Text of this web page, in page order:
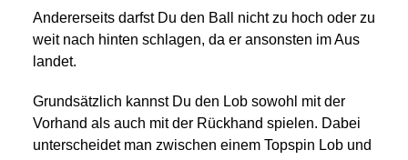
Andererseits darfst Du den Ball nicht zu hoch oder zu
weit nach hinten schlagen, da er ansonsten im Aus
landet.
Grundsätzlich kannst Du den Lob sowohl mit der
Vorhand als auch mit der Rückhand spielen. Dabei
unterscheidet man zwischen einem Topspin Lob und